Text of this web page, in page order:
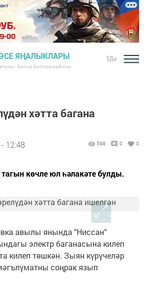
ЯҢАЛЫКЛАРЫ
- Балык Бистәсе районы
18+
хәтта багана
12:48 598 0 0
көчле юл һәлакәте булды.
авылы янында "Ниссан"
электр баганасына килеп
килеп төшкән. Зыян күрүчеләр
соңрак язып